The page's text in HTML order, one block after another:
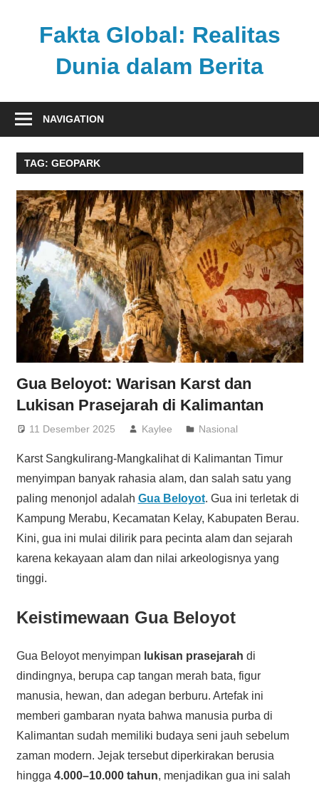
Fakta Global: Realitas
Dunia dalam Berita
kabar
dari
berbagai
pandang
NAVIGATION
TAG: GEOPARK
Gua Beloyot: Warisan Karst dan
Lukisan Prasejarah di Kalimantan
11 Desember 2025 Kaylee Nasional
Karst Sangkulirang-Mangkalihat di Kalimantan Timur
menyimpan banyak rahasia alam, dan salah satu yang
paling menonjol adalah Gua Beloyot. Gua ini terletak di
Kampung Merabu, Kecamatan Kelay, Kabupaten Berau.
Kini, gua ini mulai dilirik para pecinta alam dan sejarah
karena kekayaan alam dan nilai arkeologisnya yang
tinggi.
Keistimewaan Gua Beloyot
Gua Beloyot menyimpan lukisan prasejarah di
dindingnya, berupa cap tangan merah bata, figur
manusia, hewan, dan adegan berburu. Artefak ini
memberi gambaran nyata bahwa manusia purba di
Kalimantan sudah memiliki budaya seni jauh sebelum
zaman modern. Jejak tersebut diperkirakan berusia
hingga 4.000–10.000 tahun, menjadikan gua ini salah